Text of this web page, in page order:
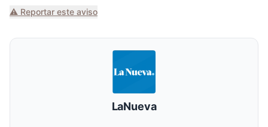
⚠️ Reportar este aviso
LaNueva